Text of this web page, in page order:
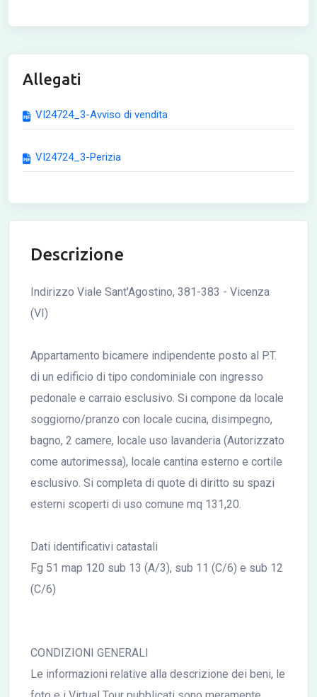
Descrizione
Indirizzo Viale Sant'Agostino, 381-383 - Vicenza
(VI)
Appartamento bicamere indipendente posto al P.T.
di un edificio di tipo condominiale con ingresso
pedonale e carraio esclusivo. Si compone da locale
soggiorno/pranzo con locale cucina, disimpegno,
bagno, 2 camere, locale uso lavanderia (Autorizzato
come autorimessa), locale cantina esterno e cortile
esclusivo. Si completa di quote di diritto su spazi
esterni scoperti di uso comune mq 131,20.
Dati identificativi catastali
Fg 51 map 120 sub 13 (A/3), sub 11 (C/6) e sub 12
(C/6)
CONDIZIONI GENERALI
Le informazioni relative alla descrizione dei beni, le
Allegati
VI24724_3-Avviso di vendita
VI24724_3-Perizia